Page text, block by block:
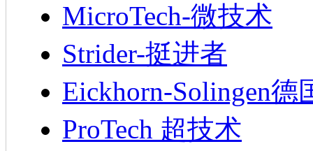
MicroTech-微技术
Strider-挺进者
Eickhorn-Solingen德
ProTech 超技术